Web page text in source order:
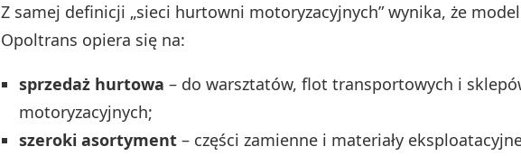
Z samej definicji „sieci hurtowni motoryzacyjnych” wynika, że
Opoltrans opiera się na:
sprzedaż hurtowa – do warsztatów, flot transportowych i
motoryzacyjnych;
szeroki asortyment – części zamienne i materiały